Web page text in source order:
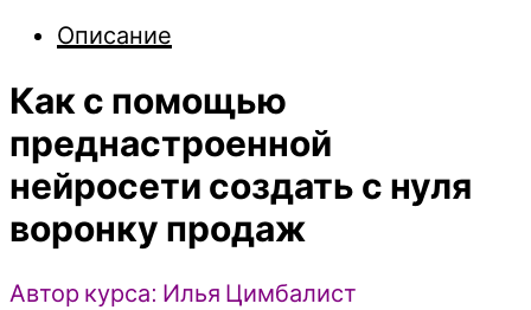
помощью
нейросети
с
нуля
воронку
продаж
Илья
Описание
Как с помощью
преднастроенной
нейросети создать с нуля
воронку продаж
Автор курса: Илья Цимбалист